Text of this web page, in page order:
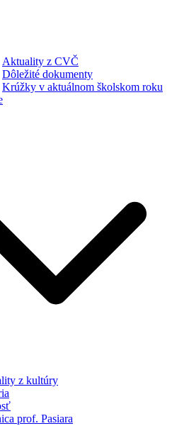
Aktuality z CVČ
Dôležité dokumenty
Krúžky v aktuálnom školskom roku
z kultúry
prof. Pasiara